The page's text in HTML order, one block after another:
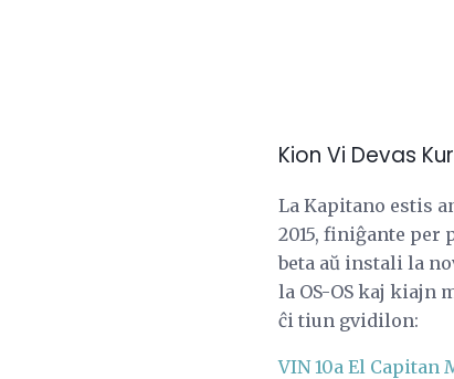
Kion Vi Devas
La Kapitano estis
2015, finiĝante per
beta aŭ instali la
la OS-OS kaj kiajn
ĉi tiun gvidilon:
VIN 10a El